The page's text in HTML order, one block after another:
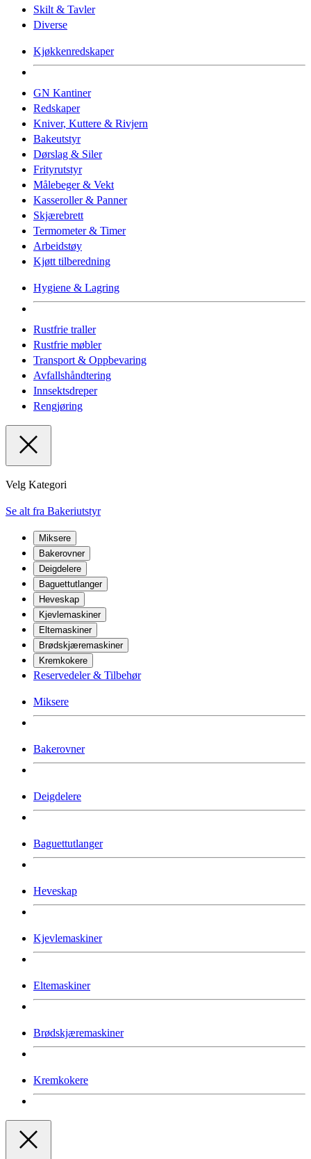
Skilt & Tavler
Diverse
Kjøkkenredskaper
GN Kantiner
Redskaper
Kniver, Kuttere & Rivjern
Bakeutstyr
Dørslag & Siler
Frityrutstyr
Målebeger & Vekt
Kasseroller & Panner
Skjærebrett
Termometer & Timer
Arbeidstøy
Kjøtt tilberedning
Hygiene & Lagring
Rustfrie traller
Rustfrie møbler
Transport & Oppbevaring
Avfallshåndtering
Innsektsdreper
Rengjøring
Velg Kategori
Se alt fra Bakeriutstyr
Miksere
Bakerovner
Deigdelere
Baguettutlanger
Heveskap
Kjevlemaskiner
Eltemaskiner
Brødskjæremaskiner
Kremkokere
Reservedeler & Tilbehør
Miksere
Bakerovner
Deigdelere
Baguettutlanger
Heveskap
Kjevlemaskiner
Eltemaskiner
Brødskjæremaskiner
Kremkokere